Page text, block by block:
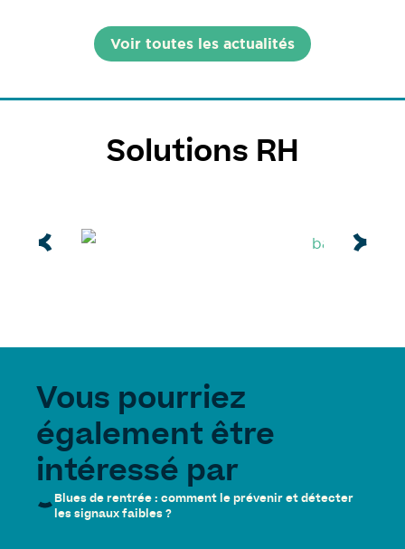
Voir toutes les actualités
Solutions RH
Vous pourriez
également être
intéressé par
Blues de rentrée : comment le prévenir et détecter
les signaux faibles ?